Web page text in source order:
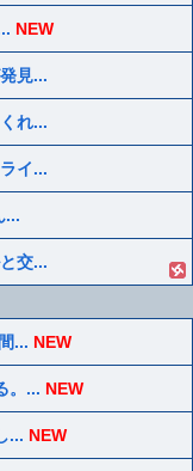
NEW
見...
れ...
イ...
...
交...
... NEW
。... NEW
... NEW